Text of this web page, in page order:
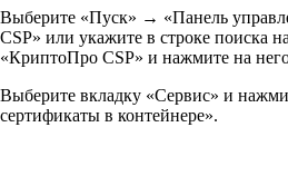
Выберите «Пуск» → «Панель
CSP» или укажите в строке поиска
«КриптоПро CSP» и нажмите на
Выберите вкладку «Сервис» и
сертификаты в контейнере».